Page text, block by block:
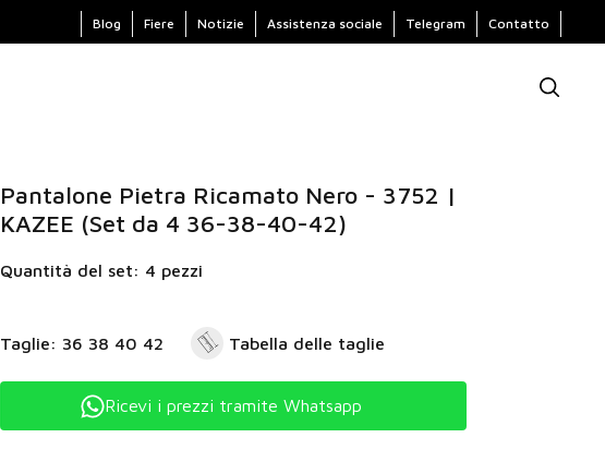
Blog Fiere Notizie Assistenza sociale Telegram Contatto
Pantalone Pietra Ricamato Nero - 3752 |
KAZEE (Set da 4 36-38-40-42)
Quantità del set: 4 pezzi
Taglie: 36 38 40 42 Tabella delle taglie
Ricevi i prezzi tramite Whatsapp